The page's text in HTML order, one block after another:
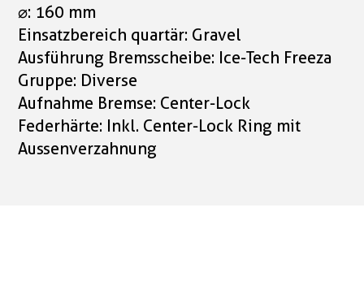
⌀: 160 mm
Einsatzbereich quartär: Gravel
Ausführung Bremsscheibe: Ice-Tech Freeza
Gruppe: Diverse
Aufnahme Bremse: Center-Lock
Federhärte: Inkl. Center-Lock Ring mit
Aussenverzahnung